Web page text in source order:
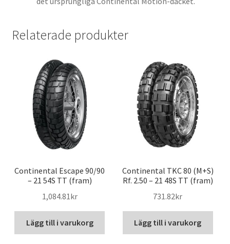
Relaterade produkter
Continental Escape 90/90
– 21 54S TT (fram)
1,084.81kr
Lägg till i varukorg
Continental TKC 80 (M+S)
Rf. 2.50 – 21 48S TT (fram)
731.82kr
Lägg till i varukorg